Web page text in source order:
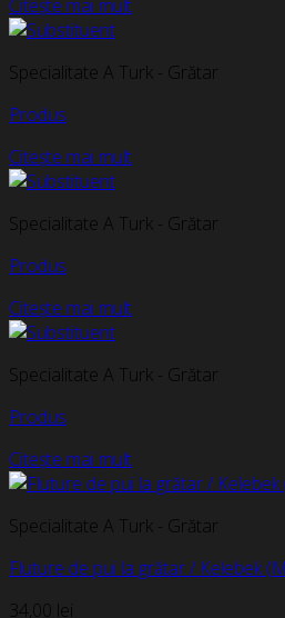
Citește mai mult
Specialitate A Turk - Grătar
Produs
Citește mai mult
Specialitate A Turk - Grătar
Produs
Citește mai mult
Specialitate A Turk - Grătar
Produs
Citește mai mult
Specialitate A Turk - Grătar
Fluture de pui la grătar / Kelebek
34,00 lei